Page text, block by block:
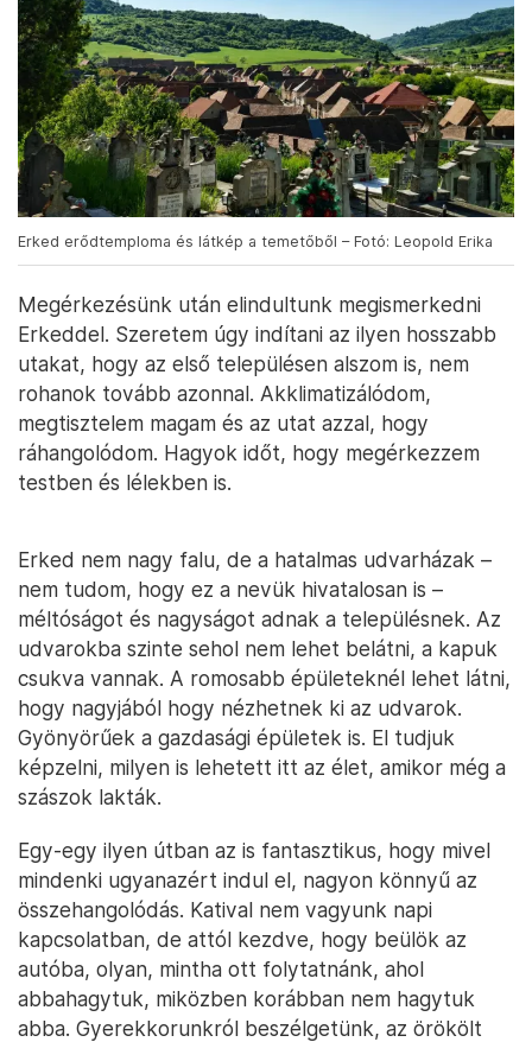
Erked erődtemploma és látkép a temetőből – Fotó: Leopold Erika
Megérkezésünk után elindultunk megismerkedni
Erkeddel. Szeretem úgy indítani az ilyen hosszabb
utakat, hogy az első településen alszom is, nem
rohanok tovább azonnal. Akklimatizálódom,
megtisztelem magam és az utat azzal, hogy
ráhangolódom. Hagyok időt, hogy megérkezzem
testben és lélekben is.
Erked nem nagy falu, de a hatalmas udvarházak –
nem tudom, hogy ez a nevük hivatalosan is –
méltóságot és nagyságot adnak a településnek. Az
udvarokba szinte sehol nem lehet belátni, a kapuk
csukva vannak. A romosabb épületeknél lehet látni,
hogy nagyjából hogy nézhetnek ki az udvarok.
Gyönyörűek a gazdasági épületek is. El tudjuk
képzelni, milyen is lehetett itt az élet, amikor még a
szászok lakták.
Egy-egy ilyen útban az is fantasztikus, hogy mivel
mindenki ugyanazért indul el, nagyon könnyű az
összehangolódás. Katival nem vagyunk napi
kapcsolatban, de attól kezdve, hogy beülök az
autóba, olyan, mintha ott folytatnánk, ahol
abbahagytuk, miközben korábban nem hagytuk
abba. Gyerekkorunkról beszélgetünk, az örökölt